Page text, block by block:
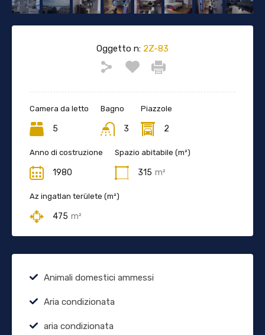
Oggetto n: 2Z-83
Camera da letto
5
Bagno
3
Piazzole
2
Anno di costruzione
1980
Spazio abitabile (m²)
315 m²
Az ingatlan területe (m²)
475 m²
Animali domestici ammessi
Aria condizionata
aria condizionata